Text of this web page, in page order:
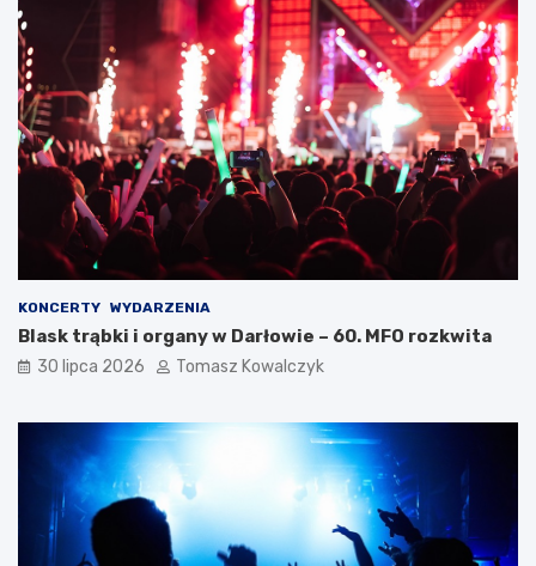
KONCERTY WYDARZENIA
Blask trąbki i organy w Darłowie – 60. MFO rozkwita
30 lipca 2026 Tomasz Kowalczyk